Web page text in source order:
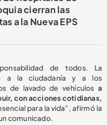
cierran las
a la Nueva EPS
de todos. La
a la ciudadanía y a los
de lavado de vehículos a
con acciones cotidianas,
para la vida”, afirmó la
comunicado.